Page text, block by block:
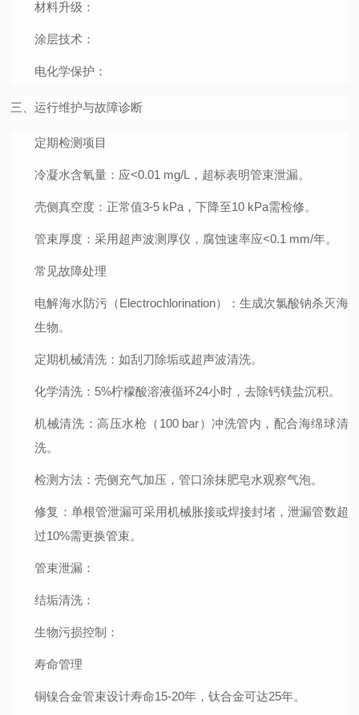
材料升级 ：
涂层技术 ：
电化学保护 ：
三、运行维护与故障诊断
定期检测项目
冷凝水含氧量 ：应<0.01 mg/L，超标表明管束泄漏。
壳侧真空度 ：正常值3-5 kPa，下降至10 kPa需检修。
管束厚度 ：采用超声波测厚仪，腐蚀速率应<0.1 mm/年。
常见故障处理
电解海水防污（Electrochlorination）：生成次氯酸钠杀灭海
生物。
定期机械清洗：如刮刀除垢或超声波清洗。
化学清洗：5%柠檬酸溶液循环24小时，去除钙镁盐沉积。
机械清洗：高压水枪（100 bar）冲洗管内，配合海绵球清
洗。
检测方法：壳侧充气加压，管口涂抹肥皂水观察气泡。
修复：单根管泄漏可采用机械胀接或焊接封堵，泄漏管数超
过10%需更换管束。
管束泄漏 ：
结垢清洗 ：
生物污损控制 ：
寿命管理
铜镍合金管束设计寿命15-20年，钛合金可达25年。